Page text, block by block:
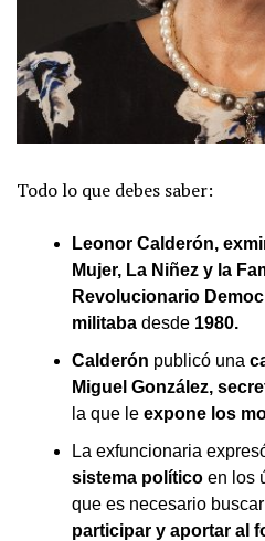
Todo lo que debes saber:
Leonor Calderón,
Mujer, La Niñez y la
Revolucionario
militaba desde 1980.
Calderón publicó una
Miguel González,
la que le expone los
La exfuncionaria
sistema político en los
que es necesario buscar
participar y aportar al